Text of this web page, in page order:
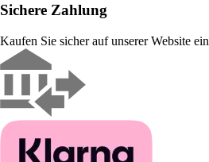
Sichere Zahlung
Kaufen Sie sicher auf unserer Website ein